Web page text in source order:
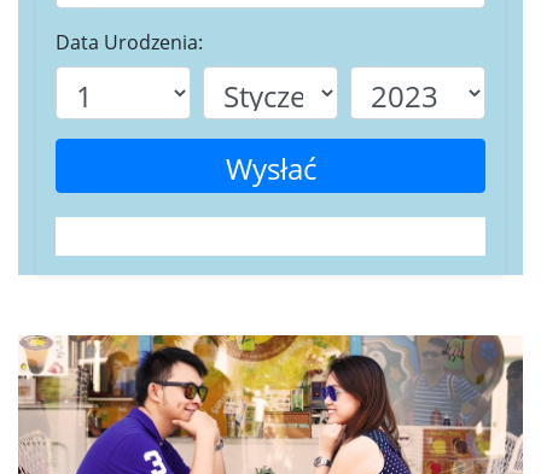
Data Urodzenia:
Wysłać